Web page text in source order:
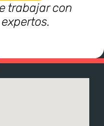
trabajar con